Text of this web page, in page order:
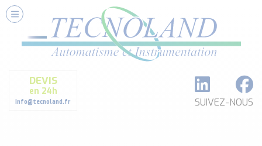
DEVIS
en 24h
info@tecnoland.fr SUIVEZ-NOUS
Nos Services
Conseils et Fourniture
Formation et Assistance
Architecture I-O Link multi fabricants